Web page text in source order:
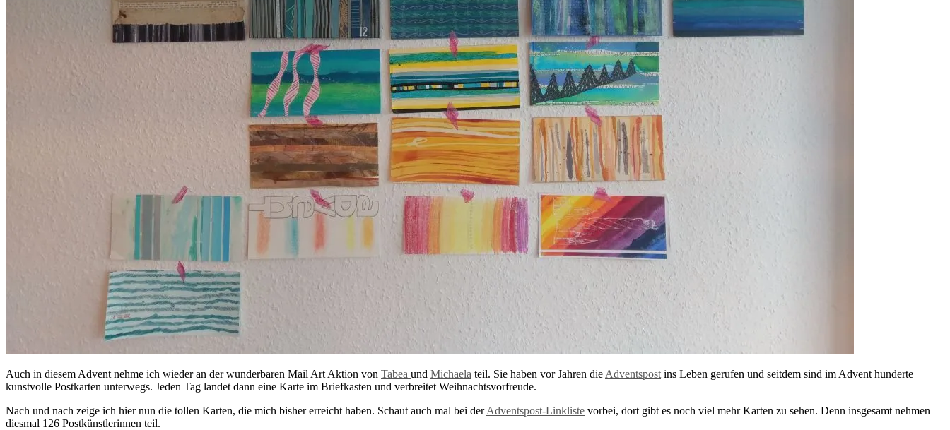
Auch in diesem Advent nehme ich wieder an der wunderbaren Mail Art Aktion von Tabea und Michaela teil. Sie haben vor Jahren die Adventspost ins Leben gerufen und seitdem sind im Advent hunderte
kunstvolle Postkarten unterwegs. Jeden Tag landet dann eine Karte im Briefkasten und verbreitet Weihnachtsvorfreude.
Nach und nach zeige ich hier nun die tollen Karten, die mich bisher erreicht haben. Schaut auch mal bei derAdventspost-Linkliste vorbei, dort gibt es noch viel mehr Karten zu sehen. Denn insgesamt nehmen
diesmal 126 Postkünstlerinnen teil.